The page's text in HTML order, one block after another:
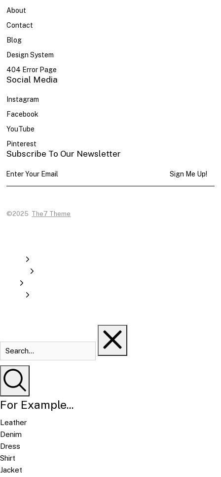
About
Contact
Blog
Design System
404 Error Page
Social Media
Instagram
Facebook
YouTube
Pinterest
Subscribe To Our Newsletter
Sign Me Up!
©2025 The7 Theme
For Example...
Leather
Denim
Dress
Shirt
Jacket